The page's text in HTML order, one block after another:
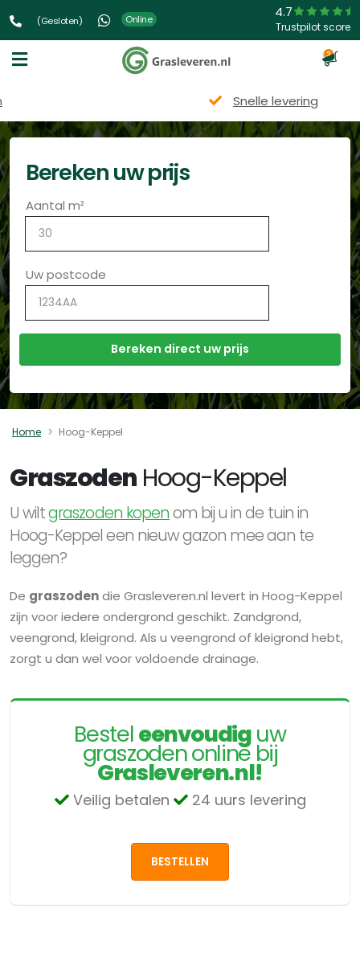
(Gesloten) Online 4.7
Trustpilot score
3
Snelle levering
Bereken uw prijs
Aantal m²
Uw postcode
Home Hoog-Keppel
Graszoden Hoog-Keppel
U wiltgraszoden kopenom bij u in de tuin in
Hoog-Keppel een nieuw gazon mee aan te
leggen?
De graszodendie Grasleveren.nl levert in Hoog-Keppel
zijn voor iedere ondergrond geschikt. Zandgrond,
veengrond, kleigrond. Als u veengrond of kleigrond hebt,
zorgt u dan wel voor voldoende drainage.
Besteleenvoudiguw
graszoden online bij
Grasleveren.nl!
Veilig betalen 24 uurs levering
BESTELLEN